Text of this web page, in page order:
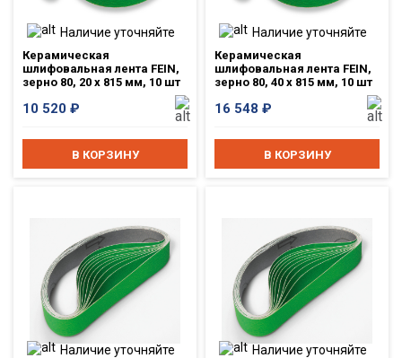
Наличие уточняйте
Керамическая
шлифовальная лента FEIN,
зерно 80, 20 x 815 мм, 10 шт
10 520 ₽
В КОРЗИНУ
Наличие уточняйте
Керамическая
шлифовальная лента FEIN,
зерно 80, 40 x 815 мм, 10 шт
16 548 ₽
В КОРЗИНУ
Наличие уточняйте Наличие уточняйте